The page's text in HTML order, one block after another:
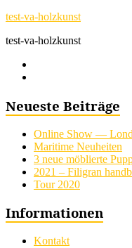
test-va-holzkunst
test-va-holzkunst
Neueste Beiträge
Online Show —
Maritime Neuheiten
3 neue möblierte
2021 – Filigran
Tour 2020
Informationen
Kontakt